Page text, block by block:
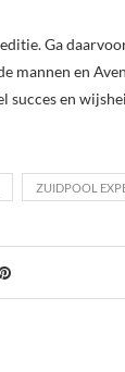
Ga
mannen en
succes en
ZUIDPOOL